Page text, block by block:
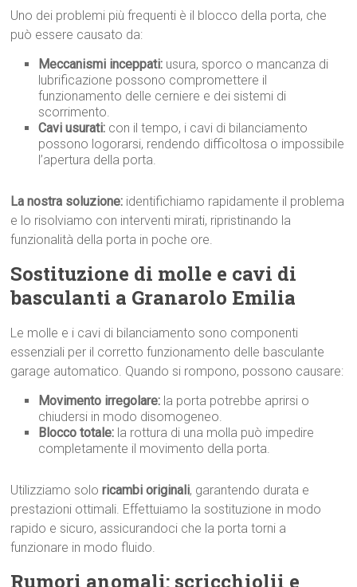
Uno dei problemi più frequenti è il blocco della porta, che
può essere causato da:
Meccanismi inceppati: usura, sporco o mancanza di
lubrificazione possono compromettere il
funzionamento delle cerniere e dei sistemi di
scorrimento.
Cavi usurati: con il tempo, i cavi di bilanciamento
possono logorarsi, rendendo difficoltosa o impossibile
l’apertura della porta.
La nostra soluzione: identifichiamo rapidamente il problema
e lo risolviamo con interventi mirati, ripristinando la
funzionalità della porta in poche ore.
Sostituzione di molle e cavi di
basculanti a Granarolo Emilia
Le molle e i cavi di bilanciamento sono componenti
essenziali per il corretto funzionamento delle basculante
garage automatico. Quando si rompono, possono causare:
Movimento irregolare: la porta potrebbe aprirsi o
chiudersi in modo disomogeneo.
Blocco totale: la rottura di una molla può impedire
completamente il movimento della porta.
Utilizziamo soloricambi originali, garantendo durata e
prestazioni ottimali. Effettuiamo la sostituzione in modo
rapido e sicuro, assicurandoci che la porta torni a
funzionare in modo fluido.
Rumori anomali: scricchiolii e